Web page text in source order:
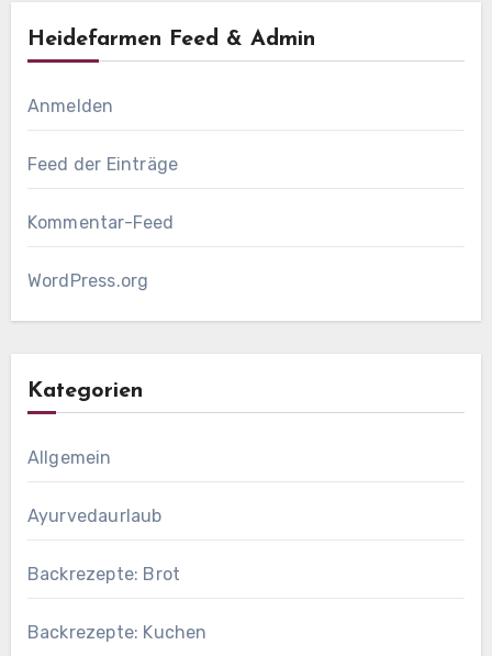
Heidefarmen Feed & Admin
Anmelden
Feed der Einträge
Kommentar-Feed
WordPress.org
Kategorien
Allgemein
Ayurvedaurlaub
Backrezepte: Brot
Backrezepte: Kuchen